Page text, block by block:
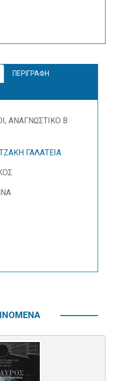
ΠΕΡΙΓΡΑΦΗ
ΑΝΑΓΝΩΣΤΙΚΟ Β
ΓΑΛΑΤΕΙΑ